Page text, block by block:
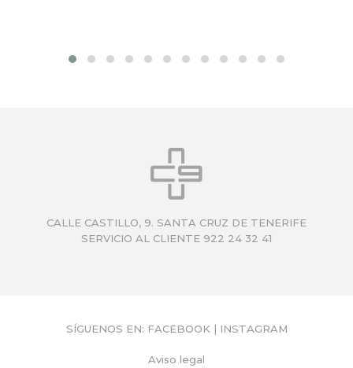
CALLE CASTILLO, 9. SANTA CRUZ DE TENERIFE
SERVICIO AL CLIENTE 922 24 32 41
SÍGUENOS EN: FACEBOOK | INSTAGRAM
Aviso legal